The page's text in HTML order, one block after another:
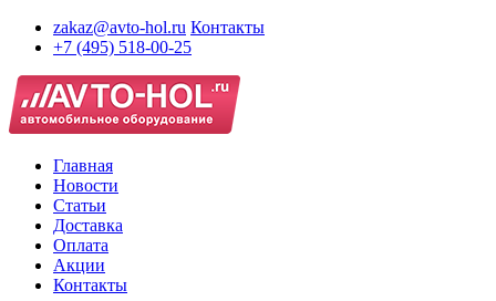
zakaz@avto-hol.ru Контакты
+7 (495) 518-00-25
Главная
Новости
Статьи
Доставка
Оплата
Акции
Контакты